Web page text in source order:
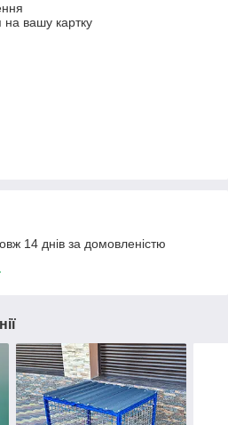
на вашу картку
14 днів за домовленістю